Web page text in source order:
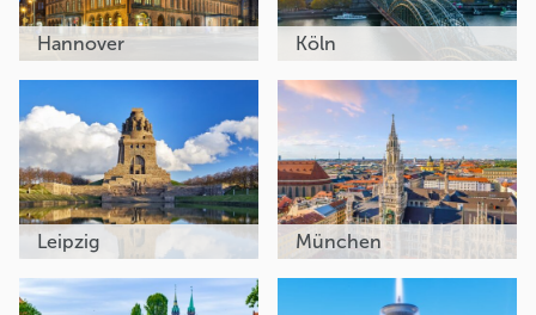
Hannover Köln
Leipzig München